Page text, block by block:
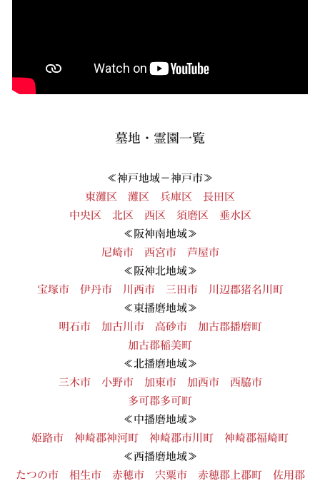
墓地・霊園一覧
≪神戸地域－神戸市≫
東灘区
灘区 兵庫区
長田区
中央区
北区 西区 須磨区
垂水区
≪阪神南地域≫
尼崎市
西宮市
芦屋市
≪阪神北地域≫
宝塚市
伊丹市 川西市 三田市
川辺郡猪名川町
≪東播磨地域≫
明石市
加古川市 高砂市
加古郡播磨町
加古郡稲美町
≪北播磨地域≫
三木市
小野市 加東市 加西市
西脇市
多可郡多可町
≪中播磨地域≫
姫路市
神崎郡神河町 神崎郡市川町
神崎郡福崎町
≪西播磨地域≫
たつの市
相生市 赤穂市 宍粟市 赤穂郡上郡町
佐用郡